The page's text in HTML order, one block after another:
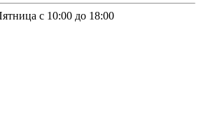
с 10:00 до 18:00